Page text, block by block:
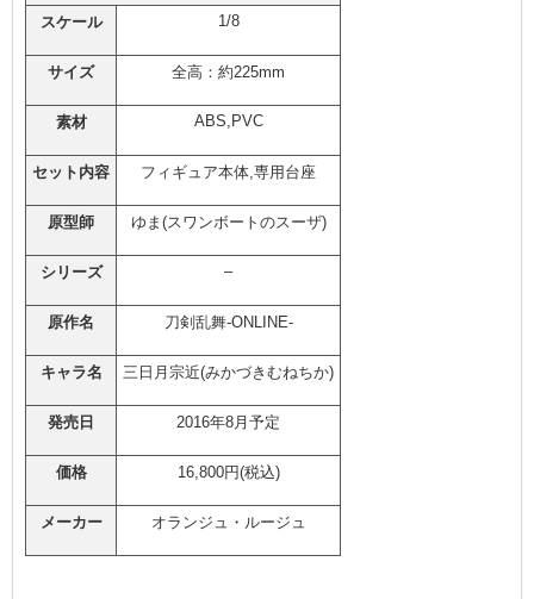
スケール 1/8
サイズ 全高：約225mm
素材 ABS,PVC
セット内容 フィギュア本体,専用台座
原型師 ゆま(スワンボートのスーザ)
シリーズ –
原作名 刀剣乱舞-ONLINE-
キャラ名 三日月宗近(みかづきむねちか)
発売日 2016年8月予定
価格 16,800円(税込)
メーカー オランジュ・ルージュ